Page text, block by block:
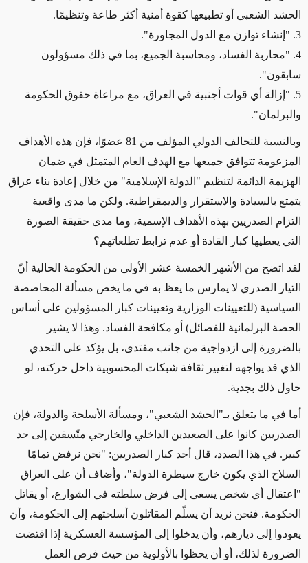
الحشد الشعبى أو تطبيعها كقوة أمنية أكثر طاعة وتنظيمًا.
3. "إنشاء توازن مع الدول المجاورة".
4. "محاربة الفساد، ومحاسبة الجميع، بما في ذلك مسؤولون
سابقون".
5. "إزالة أي قوات أجنبية في العراق، مع مراعاة حقوق الحكومة
والبرلمان".
وبالنسبة للتحالف الدولي المؤلف من 81 عضوًا، فإن هذه الأهداف
المزعومة تتوافق جميعها مع الهدف العام المتمثل في ضمان
الهزيمة الدائمة لتنظيم "الدولة الإسلامية" من خلال إعادة بناء عراق
يتمتع بالسيادة والاستقرار والديمقراطية. ولكن ما مدى واقعية
التزام الصدريين بهذه الأهداف الإسمية، وما مدى حقيقة الصورة
التي يعطيها كبار القادة أو عدم ترابط تطلعاتهم؟
لقد اتضح من الأشهر الخمسة عشر الأولى من الحكومة الحالية أنّ
التيار الصدري لا يمارس ما يعظ به في ما يخص مسألة المحاصصة
السياسية (للتعيينات الوزارية وتعيينات كبار المسؤولين على أساس
الحصة البرلمانية للفصائل) أو مكافحة الفساد. وهذا لا يشير
بالضرورة إلى ازدواجية من جانب مقتدى، بل يؤكد على التحدي
الذي قد يواجهه لتغيير ثقافة شبكات المحسوبية داخل حركته، لو
حاول ذلك بجدية.
أما في ما يتعلق بـ"الحشد الشعبي"، ومسألة الأسلحة والدولة، فإن
الصدريين كانوا على الصعيدين الداخلي والخارجي متّسقين إلى حد
كبير. في هذا الصدد، قال أحد كبار الصدريين: "نحن نرفض تمامًا
السلاح الذي يكون خارج سيطرة الدولة"، وأضاف أن على العراق
"اعتقال أي شخص يسعى إلى فرض سلطته في الشوارع، أو يقاتل
الحكومة. فنحن نريد أن يسلّم المقاتلون أسلحتهم إلى الحكومة، وأن
يعودوا إلى ديارهم، وأن يدخلوا إلى المؤسسة العسكرية إذا اقتضت
الضرورة لذلك، أو أن يحظوا بالأولوية من حيث فرص العمل